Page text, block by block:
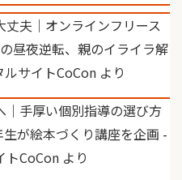
夫｜オンラインフリース
昼夜逆転、親のイライラ解
サイトCoCon より
｜手厚い個別指導の選び方
が絵本づくり講座を企画 -
トCoCon より